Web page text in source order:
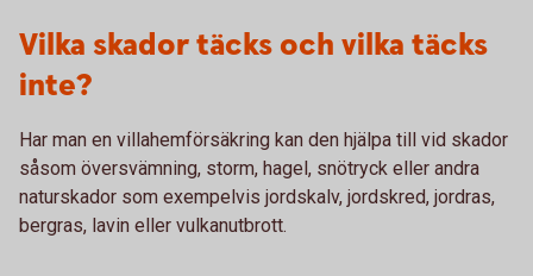
Vilka skador täcks och vilka täcks
inte?
Har man en villahemförsäkring kan den hjälpa till vid skador
såsom översvämning, storm, hagel, snötryck eller andra
naturskador som exempelvis jordskalv, jordskred, jordras,
bergras, lavin eller vulkanutbrott.